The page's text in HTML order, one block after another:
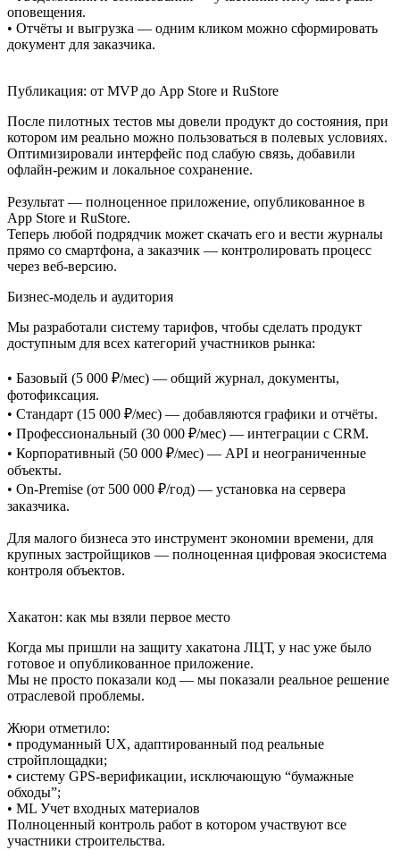
оповещения.
• Отчёты и выгрузка — одним кликом можно сформировать
документ для заказчика.
Публикация: от MVP до App Store и RuStore
После пилотных тестов мы довели продукт до состояния, при
котором им реально можно пользоваться в полевых условиях.
Оптимизировали интерфейс под слабую связь, добавили
офлайн-режим и локальное сохранение.
Результат — полноценное приложение, опубликованное в
App Store и RuStore.
Теперь любой подрядчик может скачать его и вести журналы
прямо со смартфона, а заказчик — контролировать процесс
через веб-версию.
Бизнес-модель и аудитория
Мы разработали систему тарифов, чтобы сделать продукт
доступным для всех категорий участников рынка:
• Базовый (5 000 ₽/мес) — общий журнал, документы,
фотофиксация.
• Стандарт (15 000 ₽/мес) — добавляются графики и отчёты.
• Профессиональный (30 000 ₽/мес) — интеграции с CRM.
• Корпоративный (50 000 ₽/мес) — API и неограниченные
объекты.
• On-Premise (от 500 000 ₽/год) — установка на сервера
заказчика.
Для малого бизнеса это инструмент экономии времени, для
крупных застройщиков — полноценная цифровая экосистема
контроля объектов.
Хакатон: как мы взяли первое место
Когда мы пришли на защиту хакатона ЛЦТ, у нас уже было
готовое и опубликованное приложение.
Мы не просто показали код — мы показали реальное решение
отраслевой проблемы.
Жюри отметило:
• продуманный UX, адаптированный под реальные
стройплощадки;
• систему GPS-верификации, исключающую “бумажные
обходы”;
• ML Учет входных материалов
Полноценный контроль работ в котором участвуют все
участники строительства.